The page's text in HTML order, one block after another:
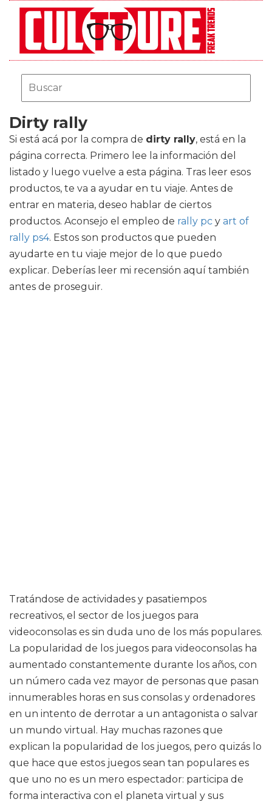
Dirty rally
Si está acá por la compra de dirty rally, está en la
página correcta. Primero lee la información del
listado y luego vuelve a esta página. Tras leer esos
productos, te va a ayudar en tu viaje. Antes de
entrar en materia, deseo hablar de ciertos
productos. Aconsejo el empleo de rally pc y art of
rally ps4. Estos son productos que pueden
ayudarte en tu viaje mejor de lo que puedo
explicar. Deberías leer mi recensión aquí también
antes de proseguir.
Tratándose de actividades y pasatiempos
recreativos, el sector de los juegos para
videoconsolas es sin duda uno de los más populares.
La popularidad de los juegos para videoconsolas ha
aumentado constantemente durante los años, con
un número cada vez mayor de personas que pasan
innumerables horas en sus consolas y ordenadores
en un intento de derrotar a un antagonista o salvar
un mundo virtual. Hay muchas razones que
explican la popularidad de los juegos, pero quizás lo
que hace que estos juegos sean tan populares es
que uno no es un mero espectador: participa de
forma interactiva con el planeta virtual y sus